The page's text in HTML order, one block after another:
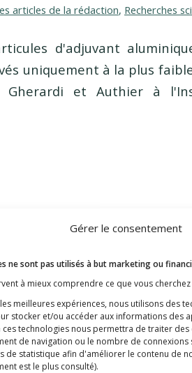
Gérer le consentement
ne sont pas utilisés à but marketing ou
à mieux comprendre ce que vous
meilleures expériences, nous utilisons des
stocker et/ou accéder aux informations des
ces technologies nous permettra de traiter des
de navigation ou le nombre de connexions
de statistique afin d'améliorer le contenu de
est le plus consulté).
articles de la rédaction, Recherches
d'adjuvant
uniquement à la plus
Gherardi et Authier à
les vaccins
MK2 Beaubourg
2017 / dansLes articles de la